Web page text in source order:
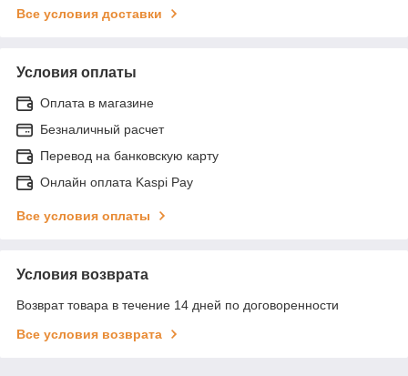
Все условия доставки
Условия оплаты
Оплата в магазине
Безналичный расчет
Перевод на банковскую карту
Онлайн оплата Kaspi Pay
Все условия оплаты
Условия возврата
Возврат товара в течение 14 дней по договоренности
Все условия возврата